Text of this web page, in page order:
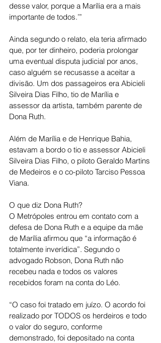
desse valor, porque a Marília era a mais
importante de todos.’”
Ainda segundo o relato, ela teria afirmado
que, por ter dinheiro, poderia prolongar
uma eventual disputa judicial por anos,
caso alguém se recusasse a aceitar a
divisão. Um dos passageiros era Abicieli
Silveira Dias Filho, tio de Marília e
assessor da artista, também parente de
Dona Ruth.
Além de Marília e de Henrique Bahia,
estavam a bordo o tio e assessor Abicieli
Silveira Dias Filho, o piloto Geraldo Martins
de Medeiros e o co-piloto Tarciso Pessoa
Viana.
O que diz Dona Ruth?
O Metrópoles entrou em contato com a
defesa de Dona Ruth e a equipe da mãe
de Marília afirmou que “a informação é
totalmente inverídica”. Segundo o
advogado Robson, Dona Ruth não
recebeu nada e todos os valores
recebidos foram na conta do Léo.
“O caso foi tratado em juízo. O acordo foi
realizado por TODOS os herdeiros e todo
o valor do seguro, conforme
demonstrado, foi depositado na conta